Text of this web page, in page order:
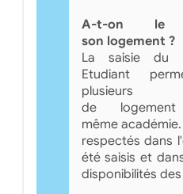
A-t-on le
son logement ?
La saisie du
Etudiant
de
même
respectés dans
été saisis et
disponibilités